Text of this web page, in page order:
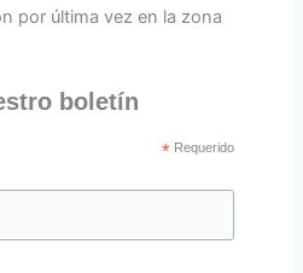
por última vez en la zona
boletín
* Requerido